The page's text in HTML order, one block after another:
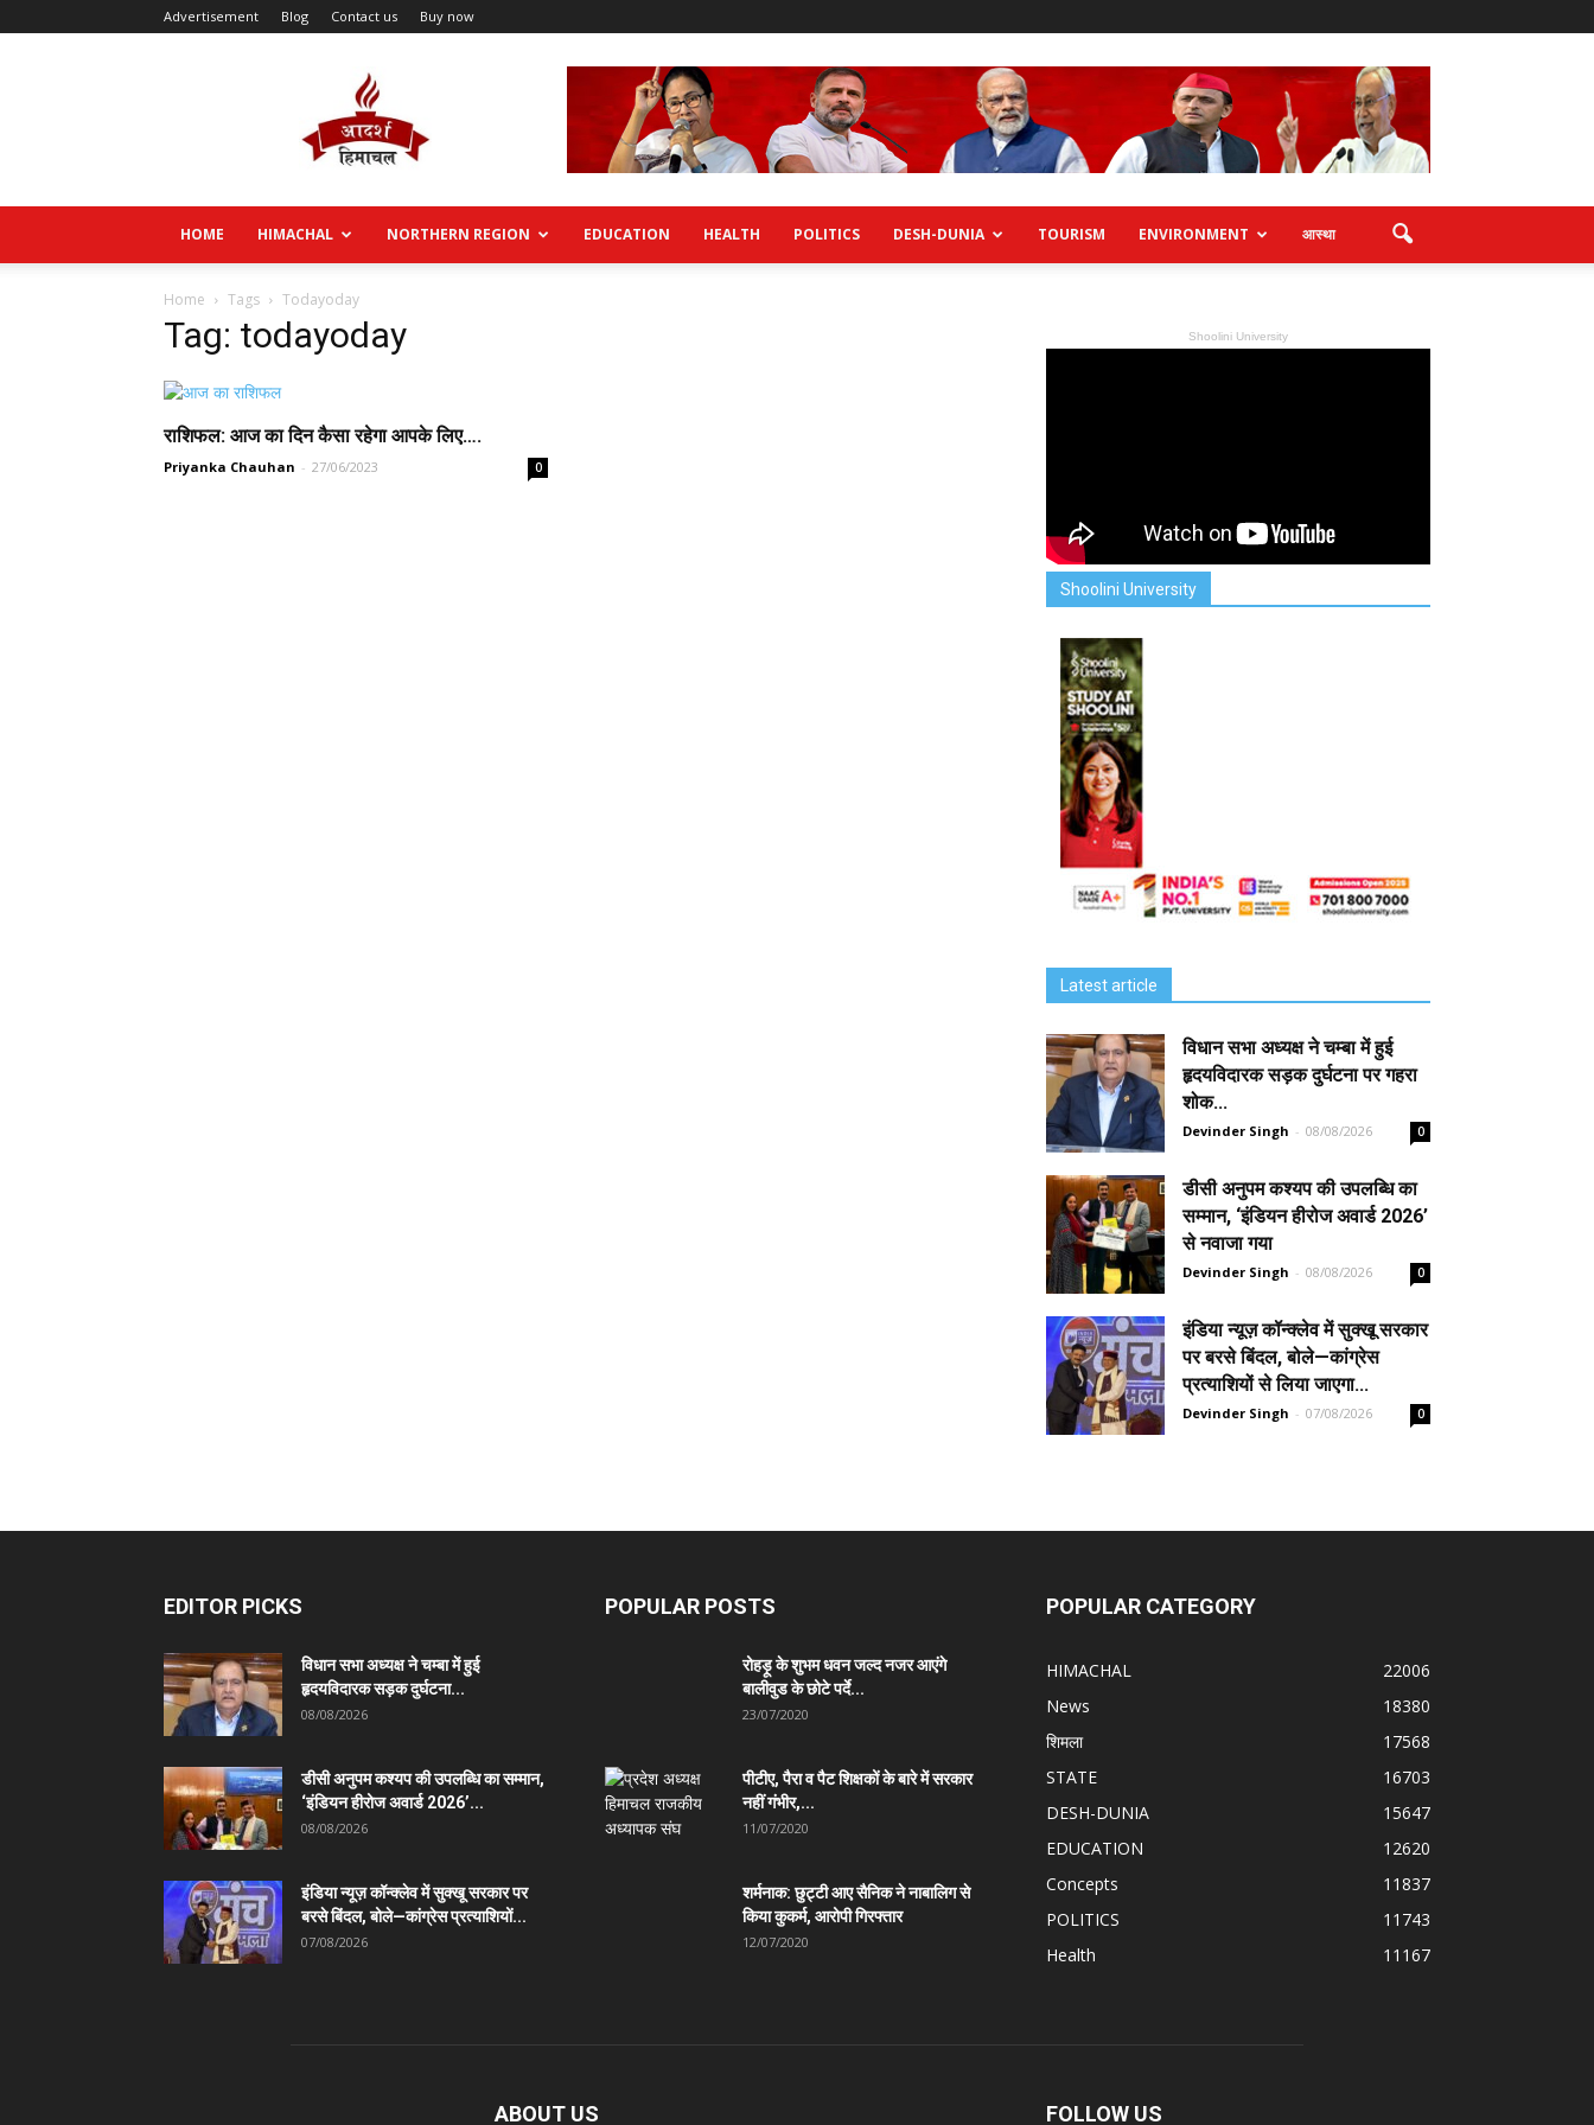
Advertisement Blog Contact us Buy now
HOME HIMACHAL NORTHERN REGION EDUCATION HEALTH POLITICS DESH-DUNIA TOURISM ENVIRONMENT आस्था
Home Tags Todayoday
Tag: todayoday
राशिफल: आज का दिन कैसा रहेगा आपके लिए….
Priyanka Chauhan - 27/06/2023 0
Shoolini University
Shoolini University
Latest article
विधान सभा अध्यक्ष ने चम्बा में हुई
हृदयविदारक सड़क दुर्घटना पर गहरा
शोक...
Devinder Singh - 08/08/2026 0
डीसी अनुपम कश्यप की उपलब्धि का
सम्मान, ‘इंडियन हीरोज अवार्ड 2026’
से नवाजा गया
Devinder Singh - 08/08/2026 0
इंडिया न्यूज़ कॉन्क्लेव में सुक्खू सरकार
पर बरसे बिंदल, बोले—कांग्रेस
प्रत्याशियों से लिया जाएगा...
Devinder Singh - 07/08/2026 0
EDITOR PICKS
विधान सभा अध्यक्ष ने चम्बा में हुई
हृदयविदारक सड़क दुर्घटना...
08/08/2026
डीसी अनुपम कश्यप की उपलब्धि का सम्मान,
‘इंडियन हीरोज अवार्ड 2026’...
08/08/2026
इंडिया न्यूज़ कॉन्क्लेव में सुक्खू सरकार पर
बरसे बिंदल, बोले—कांग्रेस प्रत्याशियों...
07/08/2026
POPULAR POSTS
रोहड़ू के शुभम धवन जल्द नजर आएंगे
बालीवुड के छोटे पर्दे...
23/07/2020
पीटीए, पैरा व पैट शिक्षकों के बारे में सरकार
नहीं गंभीर,...
11/07/2020
शर्मनाक: छुट्टी आए सैनिक ने नाबालिग से
किया कुकर्म, आरोपी गिरफ्तार
12/07/2020
POPULAR CATEGORY
HIMACHAL
22006
News
18380
शिमला
17568
STATE
16703
DESH-DUNIA
15647
EDUCATION
12620
Concepts
11837
POLITICS
11743
Health
11167
ABOUT US FOLLOW US